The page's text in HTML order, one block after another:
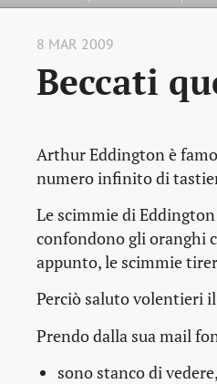
8 MAR 2009
Beccati
Arthur Eddington è
numero infinito di
Le scimmie di
confondono gli oranghi
appunto, le scimmie
Perciò saluto volentieri
Prendo dalla sua mail
sono stanco di